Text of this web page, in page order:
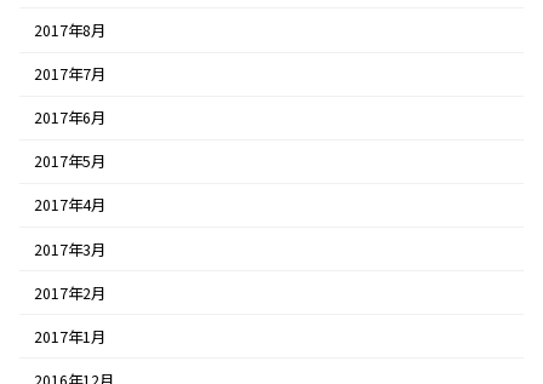
2017年8月
2017年7月
2017年6月
2017年5月
2017年4月
2017年3月
2017年2月
2017年1月